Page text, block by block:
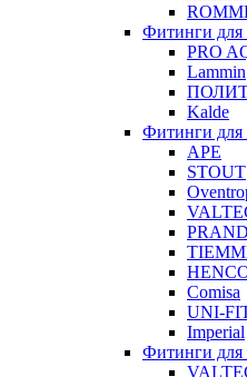
Фитинги для
PRO
Lammin
Kalde
Фитинги для
APE
STOUT
Comisa
UNI-
Imperial
Фитинги для